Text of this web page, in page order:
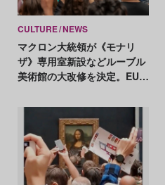
CULTURE NEWS
マクロン大統領が《モナリ
ザ》専用室新設などルーブル
美術館の大改修を決定。EU圏